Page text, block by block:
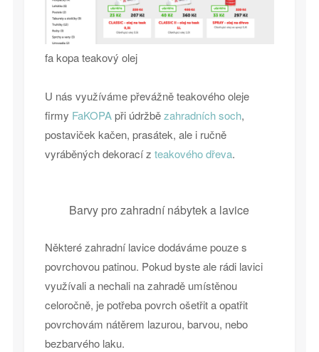
fa kopa teakový olej
U nás využíváme převážně teakového oleje
firmy FaKOPApři údržbězahradních soch,
postaviček kačen, prasátek, ale i ručně
vyráběných dekorací z teakového dřeva.
Barvy pro zahradní nábytek a lavice
Některé zahradní lavice dodáváme pouze s
povrchovou patinou. Pokud byste ale rádi lavici
využívali a nechali na zahradě umístěnou
celoročně, je potřeba povrch ošetřit a opatřit
povrchovám nátěrem lazurou, barvou, nebo
bezbarvého laku.